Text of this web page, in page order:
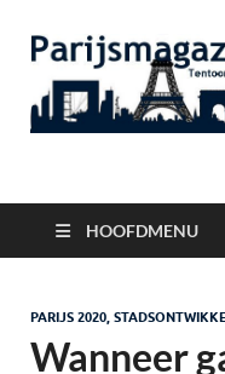
HOOFDMENU
PARIJS 2020,
Wanneer